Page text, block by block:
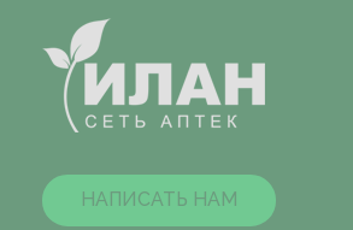
НАПИСАТЬ НАМ